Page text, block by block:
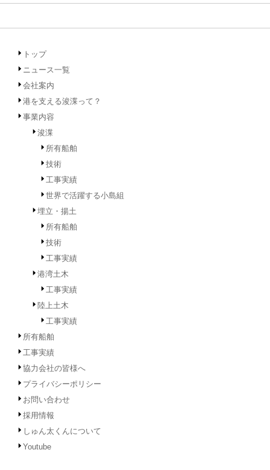
トップ
ニュース一覧
会社案内
港を支える浚渫って？
事業内容
浚渫
所有船舶
技術
工事実績
世界で活躍する小島組
埋立・揚土
所有船舶
技術
工事実績
港湾土木
工事実績
陸上土木
工事実績
所有船舶
工事実績
協力会社の皆様へ
プライバシーポリシー
お問い合わせ
採用情報
しゅん太くんについて
Youtube